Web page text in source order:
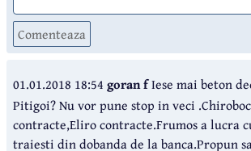
Comenteaza
01.01.2018 18:54 goran fIese mai beton
Pitigoi? Nu vor pune stop in veci
contracte,Eliro contracte.Frumos a lucra
traiesti din dobanda de la banca.Propun